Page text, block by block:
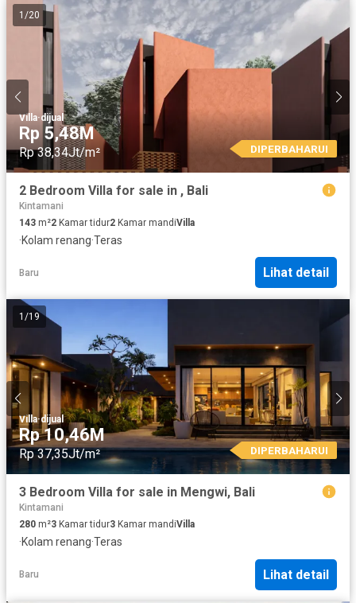
1 /20
Villa·dijual
Rp 5,48M
Rp 38,34Jt/m² DIPERBAHARUI
2 Bedroom Villa for sale in , Bali
Kintamani
143 m²2 Kamar tidur2 Kamar mandiVilla
·Kolam renang·Teras
Baru Lihat detail
1 /19
Villa·dijual
Rp 10,46M
Rp 37,35Jt/m² DIPERBAHARUI
3 Bedroom Villa for sale in Mengwi, Bali
Kintamani
280 m²3 Kamar tidur3 Kamar mandiVilla
·Kolam renang·Teras
Baru Lihat detail